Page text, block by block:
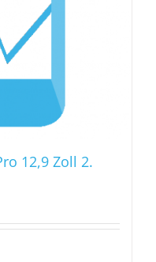
12,9 Zoll 2.